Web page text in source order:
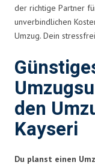
der richtige Partner
unverbindlichen
Umzug. Dein
den
Kayseri
Du planst einen